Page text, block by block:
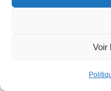
Voir
digne d’un film